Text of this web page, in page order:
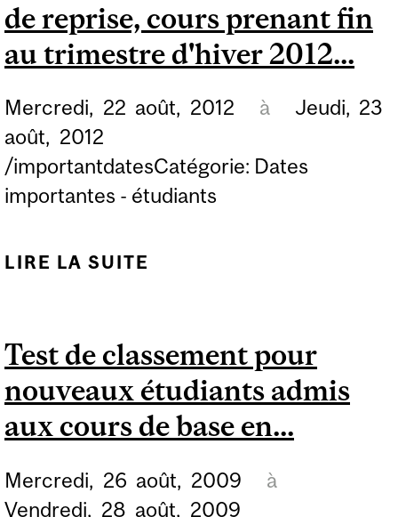
D'HIVER 2013 DE TOUS
LES NOUVEAUX
CYCLE ADMIS DANS LES
PROGRAMMES
SUIVANTS...
de reprise, cours prenant fin
au trimestre d'hiver 2012...
Mercredi, 22 août, 2012 à Jeudi, 23
août, 2012
/importantdatesCatégorie: Dates
importantes - étudiants
LIRE LA SUITE
PRENANT FIN AU
TRIMESTRE D'HIVER
2012...
Test de classement pour
nouveaux étudiants admis
aux cours de base en...
Mercredi, 26 août, 2009
à
Vendredi, 28 août, 2009